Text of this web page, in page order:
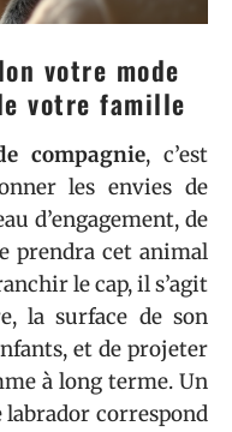
votre mode
votre famille
compagnie, c’est
les envies de
d’engagement, de
prendra cet animal
le cap, il s’agit
la surface de son
et de projeter
à long terme. Un
labrador correspond